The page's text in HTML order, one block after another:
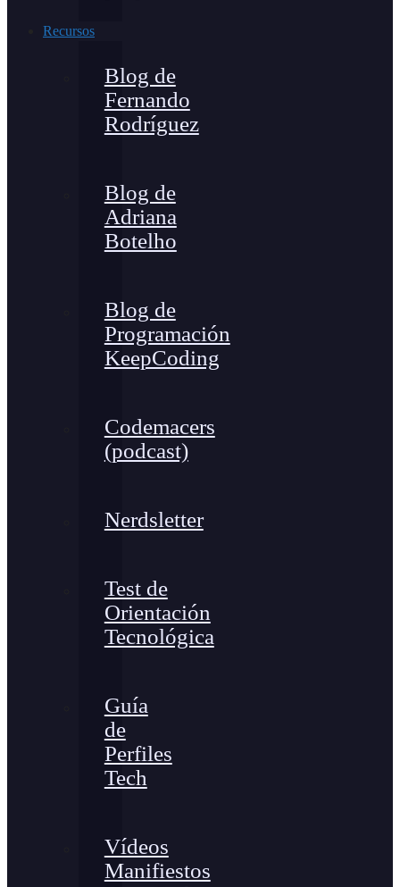
Recursos
Blog de
Fernando
Rodríguez
Blog de
Adriana
Botelho
Blog de
Programación
KeepCoding
Codemacers
(podcast)
Nerdsletter
Test de
Orientación
Tecnológica
Guía
de
Perfiles
Tech
Vídeos
Manifiestos